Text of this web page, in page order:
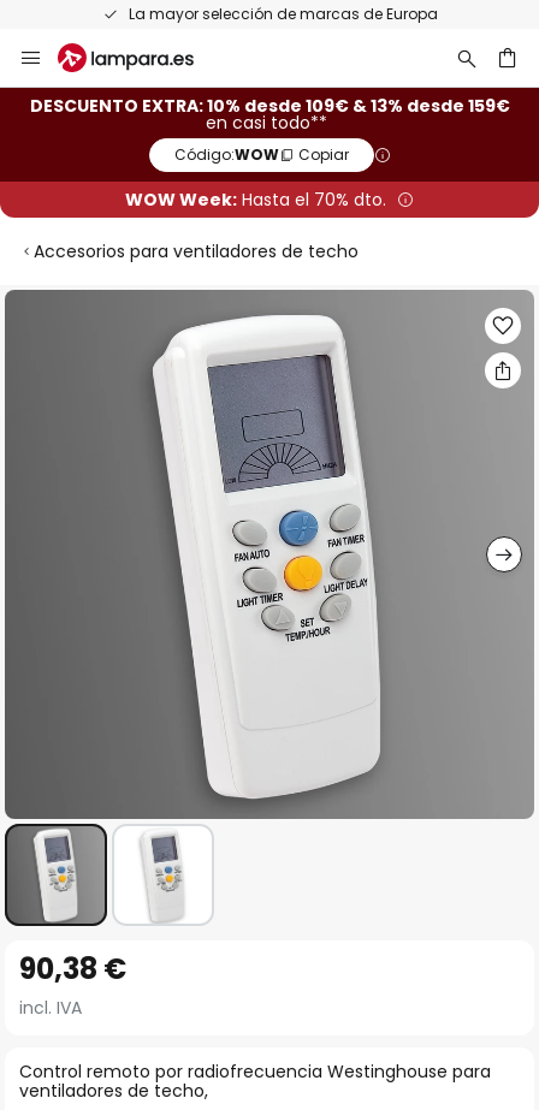
La mayor selección de marcas de Europa
al
contenido
DESCUENTO EXTRA: 10% desde 109€ & 13% desde 159€
en casi todo**
Código:WOW Copiar
WOW Week: Hasta el 70% dto.
Accesorios para ventiladores de techo
Saltar
comienzo
la
galería
Control remoto por radiofrecuencia Westinghouse para
ventiladores de techo,
90,38 €
incl. IVA